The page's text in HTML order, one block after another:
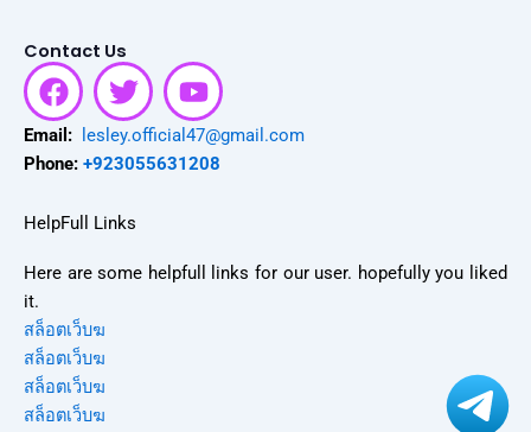
Contact Us
F
a
c
e
o
k
T
w
i
t
e
Y
o
u
t
Email:
lesley.official47@gmail.com
Phone: +923055631208
HelpFull Links
Here are some helpfull links for our user. hopefully you liked
it.
สล็อตเว็บฆ
สล็อตเว็บฆ
สล็อตเว็บฆ
สล็อตเว็บฆ